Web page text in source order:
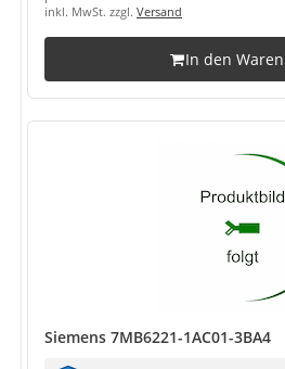
inkl. MwSt. zzgl. Versand
In den
Siemens 7MB6221-1AC01-3BA4